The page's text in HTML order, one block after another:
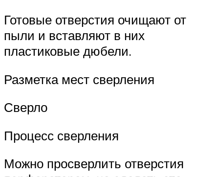
Готовые отверстия очищают от
пыли и вставляют в них
пластиковые дюбели.
Разметка мест сверления
Сверло
Процесс сверления
Можно просверлить отверстия